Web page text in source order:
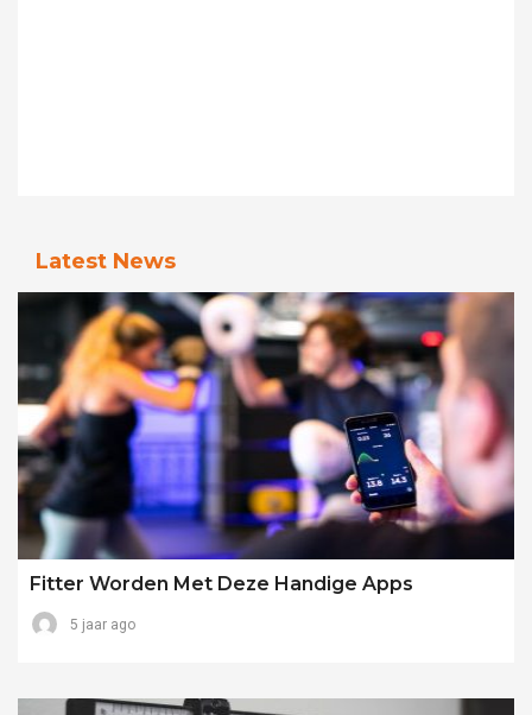
Latest News
Fitter Worden Met Deze Handige Apps
5 jaar ago